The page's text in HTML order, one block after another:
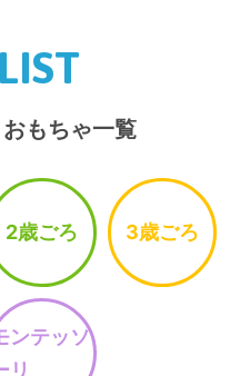
もちゃ一覧
2歳ごろ 3歳ごろ
ンテッソ
リ